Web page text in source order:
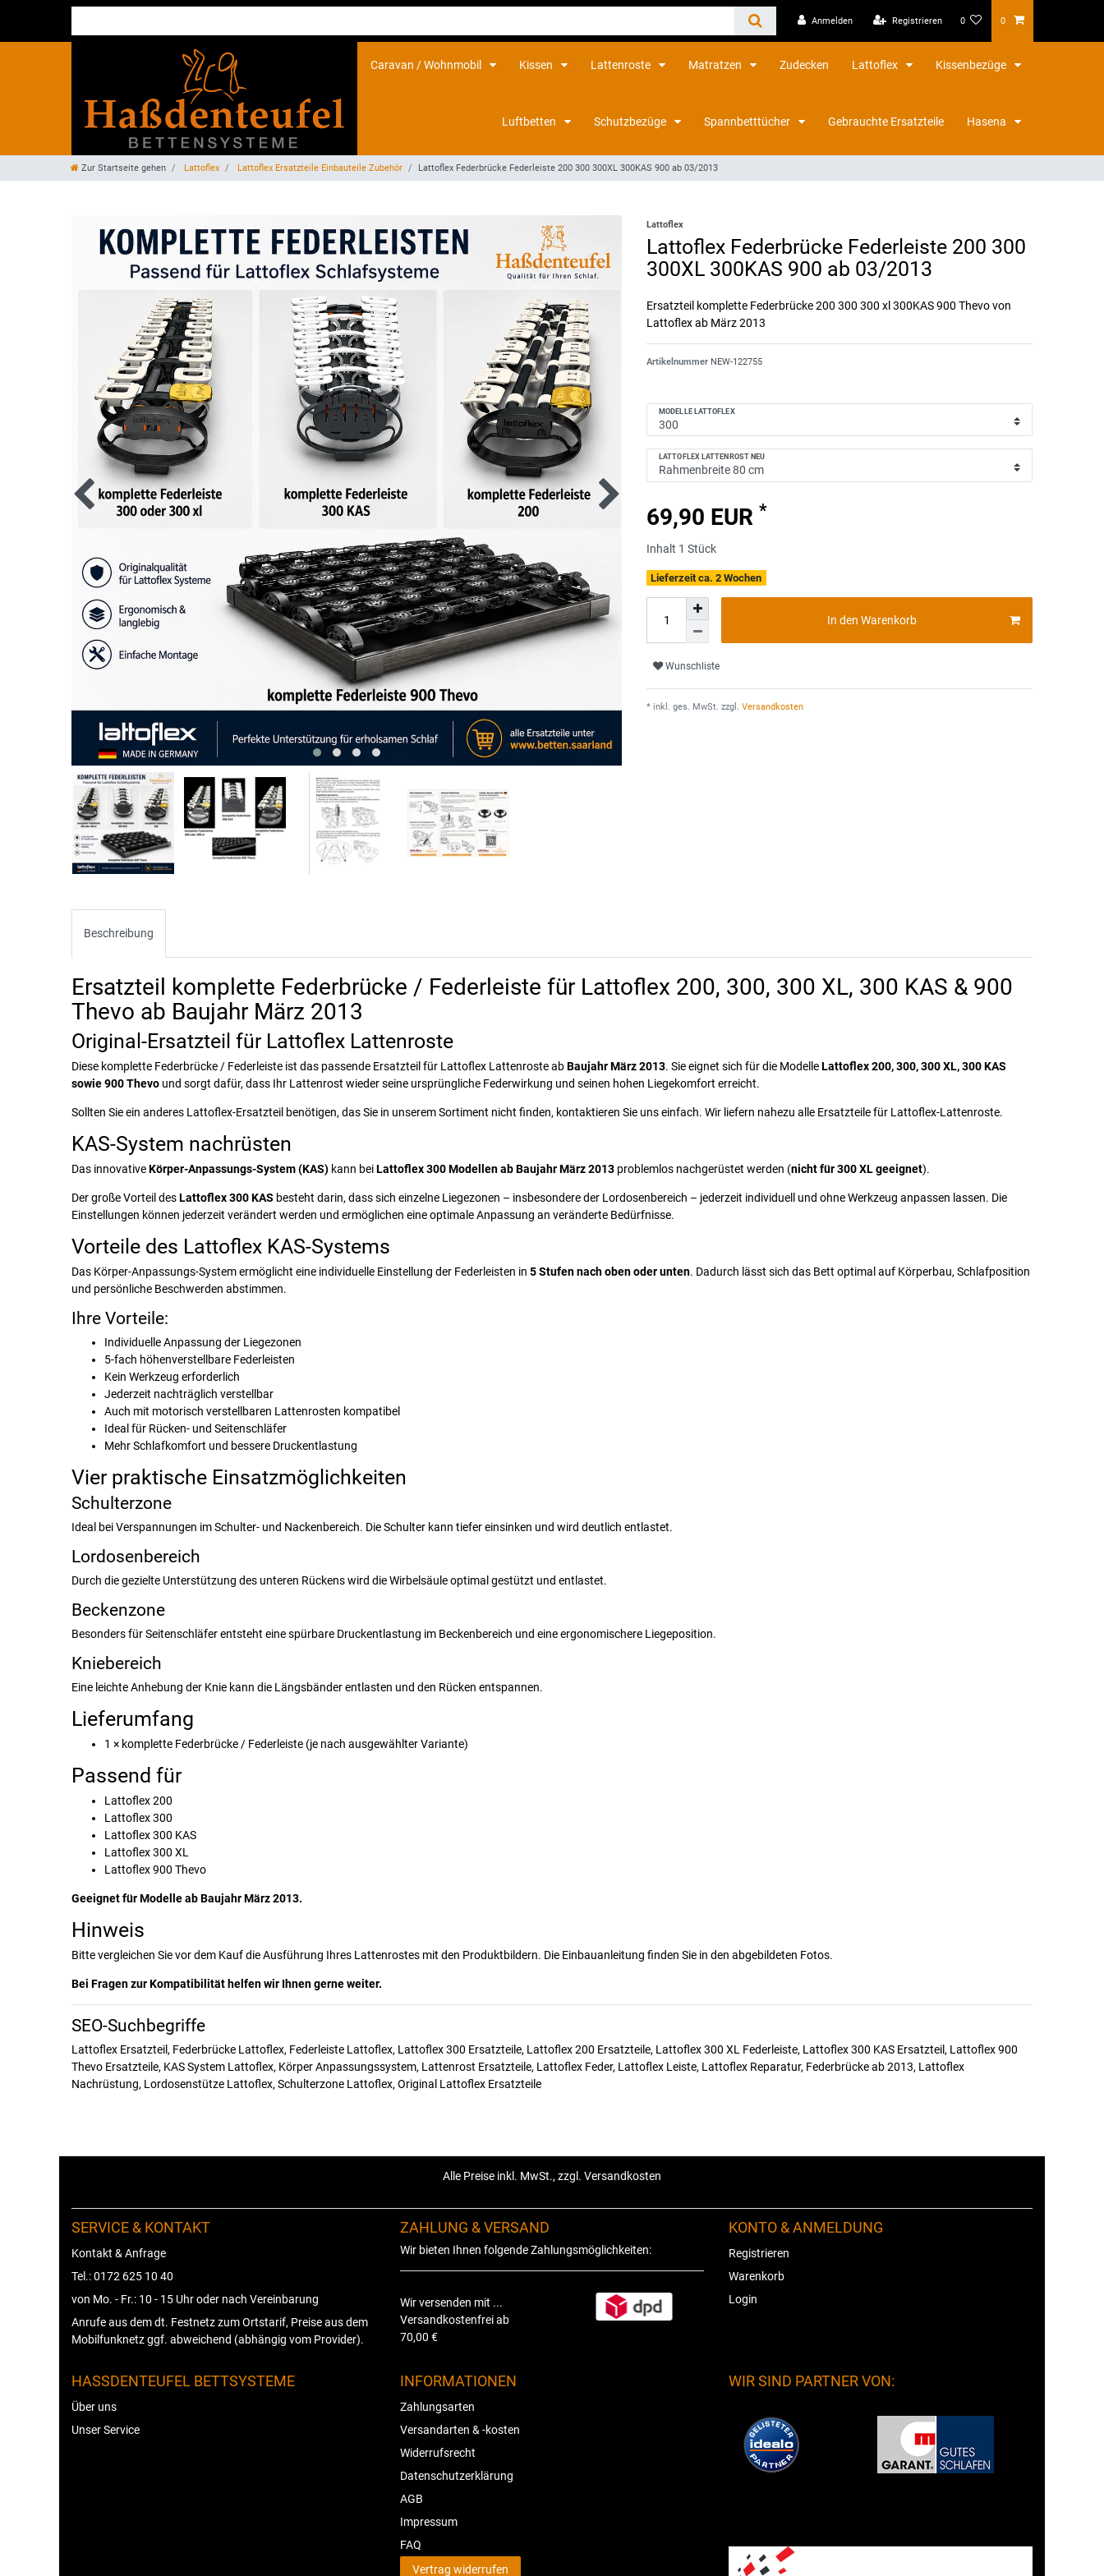
Anmelden Registrieren 0 0
Caravan / Wohnmobil Kissen Lattenroste Matratzen Zudecken Lattoflex Kissenbezüge
Luftbetten Schutzbezüge Spannbetttücher Gebrauchte Ersatzteile Hasena
Zur Startseite gehen Lattoflex Lattoflex Ersatzteile Einbauteile Zubehör Lattoflex Federbrücke Federleiste 200 300 300XL 300KAS 900 ab 03/2013
Lattoflex
Lattoflex Federbrücke Federleiste 200 300
300XL 300KAS 900 ab 03/2013
Ersatzteil komplette Federbrücke 200 300 300 xl 300KAS 900 Thevo von
Lattoflex ab März 2013
Artikelnummer NEW-122755
MODELLE LATTOFLEX
LATTOFLEX LATTENROST NEU
69,90 EUR *
Inhalt 1 Stück
Lieferzeit ca. 2 Wochen
In den Warenkorb
Wunschliste
* inkl. ges. MwSt. zzgl. Versandkosten
Beschreibung
Ersatzteil komplette Federbrücke / Federleiste für Lattoflex 200, 300, 300 XL, 300 KAS & 900
Thevo ab Baujahr März 2013
Original-Ersatzteil für Lattoflex Lattenroste
Diese komplette Federbrücke / Federleiste ist das passende Ersatzteil für Lattoflex Lattenroste abBaujahr März 2013. Sie eignet sich für die ModelleLattoflex 200, 300, 300 XL, 300 KAS
sowie 900 Thevo und sorgt dafür, dass Ihr Lattenrost wieder seine ursprüngliche Federwirkung und seinen hohen Liegekomfort erreicht.
Sollten Sie ein anderes Lattoflex-Ersatzteil benötigen, das Sie in unserem Sortiment nicht finden, kontaktieren Sie uns einfach. Wir liefern nahezu alle Ersatzteile für Lattoflex-Lattenroste.
KAS-System nachrüsten
Das innovativeKörper-Anpassungs-System (KAS) kann beiLattoflex 300 Modellen ab Baujahr März 2013 problemlos nachgerüstet werden (nicht für 300 XL geeignet).
Der große Vorteil desLattoflex 300 KAS besteht darin, dass sich einzelne Liegezonen – insbesondere der Lordosenbereich – jederzeit individuell und ohne Werkzeug anpassen lassen. Die
Einstellungen können jederzeit verändert werden und ermöglichen eine optimale Anpassung an veränderte Bedürfnisse.
Vorteile des Lattoflex KAS-Systems
Das Körper-Anpassungs-System ermöglicht eine individuelle Einstellung der Federleisten in 5 Stufen nach oben oder unten. Dadurch lässt sich das Bett optimal auf Körperbau, Schlafposition
und persönliche Beschwerden abstimmen.
Ihre Vorteile:
Individuelle Anpassung der Liegezonen
5-fach höhenverstellbare Federleisten
Kein Werkzeug erforderlich
Jederzeit nachträglich verstellbar
Auch mit motorisch verstellbaren Lattenrosten kompatibel
Ideal für Rücken- und Seitenschläfer
Mehr Schlafkomfort und bessere Druckentlastung
Vier praktische Einsatzmöglichkeiten
Schulterzone
Ideal bei Verspannungen im Schulter- und Nackenbereich. Die Schulter kann tiefer einsinken und wird deutlich entlastet.
Lordosenbereich
Durch die gezielte Unterstützung des unteren Rückens wird die Wirbelsäule optimal gestützt und entlastet.
Beckenzone
Besonders für Seitenschläfer entsteht eine spürbare Druckentlastung im Beckenbereich und eine ergonomischere Liegeposition.
Kniebereich
Eine leichte Anhebung der Knie kann die Längsbänder entlasten und den Rücken entspannen.
Lieferumfang
1 × komplette Federbrücke / Federleiste (je nach ausgewählter Variante)
Passend für
Lattoflex 200
Lattoflex 300
Lattoflex 300 KAS
Lattoflex 300 XL
Lattoflex 900 Thevo
Geeignet für Modelle ab Baujahr März 2013.
Hinweis
Bitte vergleichen Sie vor dem Kauf die Ausführung Ihres Lattenrostes mit den Produktbildern. Die Einbauanleitung finden Sie in den abgebildeten Fotos.
Bei Fragen zur Kompatibilität helfen wir Ihnen gerne weiter.
SEO-Suchbegriffe
Lattoflex Ersatzteil, Federbrücke Lattoflex, Federleiste Lattoflex, Lattoflex 300 Ersatzteile, Lattoflex 200 Ersatzteile, Lattoflex 300 XL Federleiste, Lattoflex 300 KAS Ersatzteil, Lattoflex 900
Thevo Ersatzteile, KAS System Lattoflex, Körper Anpassungssystem, Lattenrost Ersatzteile, Lattoflex Feder, Lattoflex Leiste, Lattoflex Reparatur, Federbrücke ab 2013, Lattoflex
Nachrüstung, Lordosenstütze Lattoflex, Schulterzone Lattoflex, Original Lattoflex Ersatzteile
Alle Preise inkl. MwSt., zzgl. Versandkosten
SERVICE & KONTAKT
Kontakt & Anfrage
Tel.: 0172 625 10 40
von Mo. - Fr.: 10 - 15 Uhr oder nach Vereinbarung
Anrufe aus dem dt. Festnetz zum Ortstarif, Preise aus dem
Mobilfunknetz ggf. abweichend (abhängig vom Provider).
ZAHLUNG & VERSAND
Wir bieten Ihnen folgende Zahlungsmöglichkeiten:
Wir versenden mit ...
Versandkostenfrei ab
70,00 €
KONTO & ANMELDUNG
Registrieren
Warenkorb
Login
HASSDENTEUFEL BETTSYSTEME
Über uns
Unser Service
INFORMATIONEN
Zahlungsarten
Versandarten & -kosten
Widerrufsrecht
Datenschutzerklärung
AGB
Impressum
FAQ
Vertrag widerrufen
WIR SIND PARTNER VON: